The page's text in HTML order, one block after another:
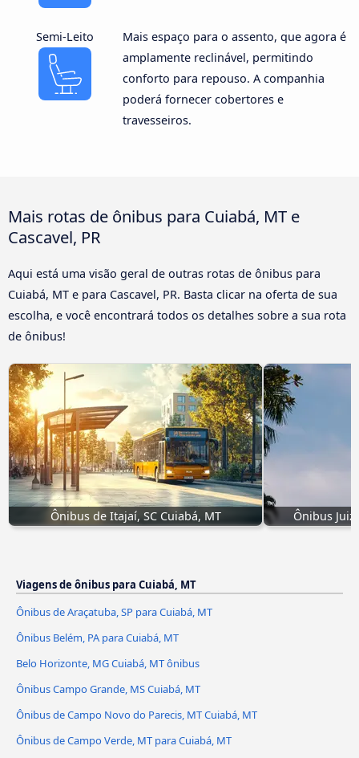
Semi-Leito
Mais espaço para o assento, que agora é
amplamente reclinável, permitindo
conforto para repouso. A companhia
poderá fornecer cobertores e
travesseiros.
Mais rotas de ônibus para Cuiabá, MT e
Cascavel, PR
Aqui está uma visão geral de outras rotas de ônibus para
Cuiabá, MT e para Cascavel, PR. Basta clicar na oferta de sua
escolha, e você encontrará todos os detalhes sobre a sua rota
de ônibus!
Ônibus de Itajaí, SC Cuiabá, MT Ônibus Juiz
Viagens de ônibus para Cuiabá, MT
Ônibus de Araçatuba, SP para Cuiabá, MT
Ônibus Belém, PA para Cuiabá, MT
Belo Horizonte, MG Cuiabá, MT ônibus
Ônibus Campo Grande, MS Cuiabá, MT
Ônibus de Campo Novo do Parecis, MT Cuiabá, MT
Ônibus de Campo Verde, MT para Cuiabá, MT